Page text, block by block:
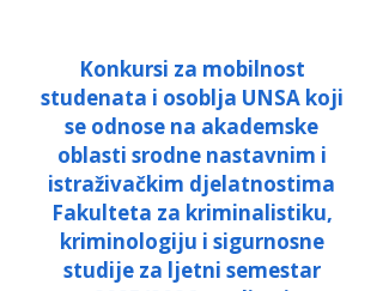
Konkursi za mobilnost
studenata i osoblja UNSA koji
se odnose na akademske
oblasti srodne nastavnim i
istraživačkim djelatnostima
Fakulteta za kriminalistiku,
kriminologiju i sigurnosne
studije za ljetni semestar